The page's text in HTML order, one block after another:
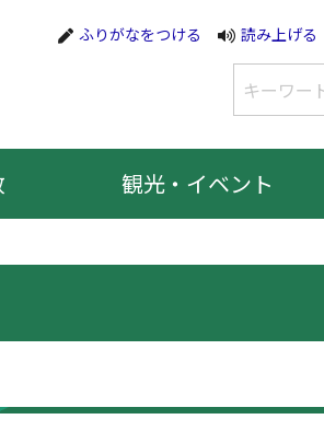
ふりがなをつける 読み上げる
観光・イベント